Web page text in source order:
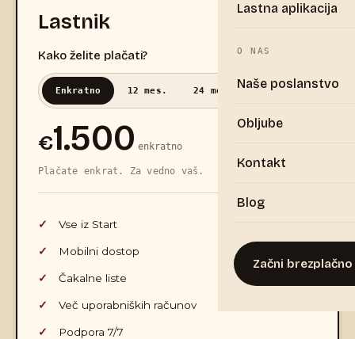
Lastna aplikacija
O NAS
Naše poslanstvo
Obljube
Kontakt
Blog
Začni
Lastnik
Kako želite plačati?
Enkratno 12 mes. 24 mes. 60 mes.
€1.500 enkratno
Plačate enkrat. Za vedno vaš.
Vse iz Start
Mobilni dostop
Čakalne liste
Več uporabniških računov
Podpora 7/7